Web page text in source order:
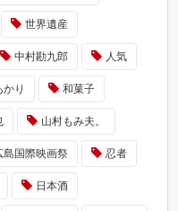
世界遺産
中村勘九郎 人気
り 和菓子
山村もみ夫。
島国際映画祭 忍者
日本酒